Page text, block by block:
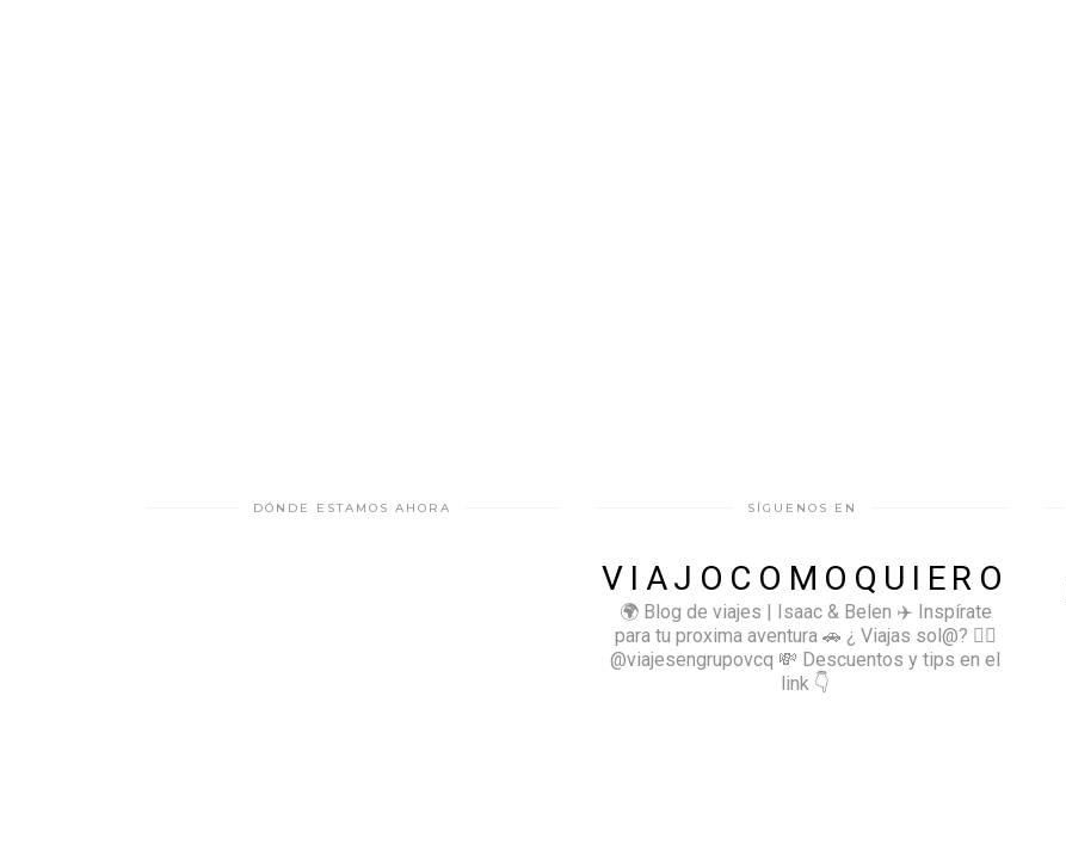
DÓNDE ESTAMOS AHORA SÍGUENOS EN
VIAJOCOMOQUIERO
🌍 Blog de viajes | Isaac & Belen ✈️ Inspírate
para tu proxima aventura 🚗 ¿ Viajas sol@? 👉🏻
@viajesengrupovcq 💸 Descuentos y tips en el
link 👇